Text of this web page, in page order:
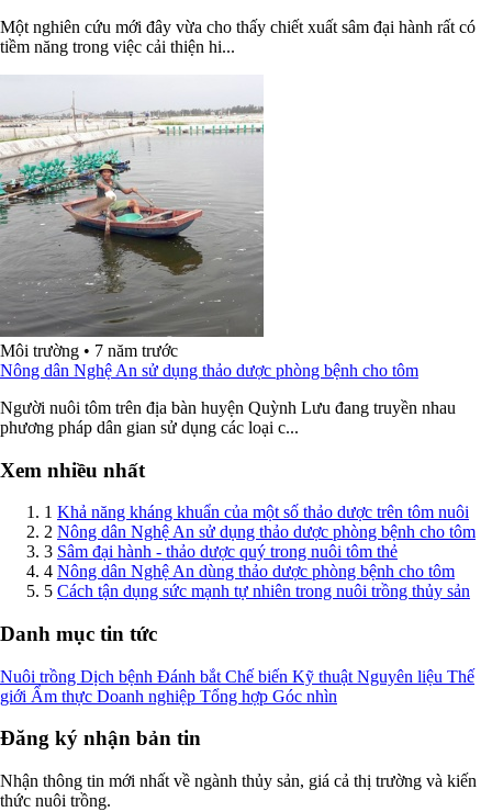
Một nghiên cứu mới đây vừa cho thấy chiết xuất sâm đại hành rất có
tiềm năng trong việc cải thiện hi...
Môi trường • 7 năm trước
Nông dân Nghệ An sử dụng thảo dược phòng bệnh cho tôm
Người nuôi tôm trên địa bàn huyện Quỳnh Lưu đang truyền nhau
phương pháp dân gian sử dụng các loại c...
Xem nhiều nhất
1 Khả năng kháng khuẩn của một số thảo dược trên tôm nuôi
2 Nông dân Nghệ An sử dụng thảo dược phòng bệnh cho tôm
3 Sâm đại hành - thảo dược quý trong nuôi tôm thẻ
4 Nông dân Nghệ An dùng thảo dược phòng bệnh cho tôm
5 Cách tận dụng sức mạnh tự nhiên trong nuôi trồng thủy sản
Danh mục tin tức
Nuôi trồng Dịch bệnh Đánh bắt Chế biến Kỹ thuật Nguyên liệu Thế
giới Ẩm thực Doanh nghiệp Tổng hợp Góc nhìn
Đăng ký nhận bản tin
Nhận thông tin mới nhất về ngành thủy sản, giá cả thị trường và kiến
thức nuôi trồng.